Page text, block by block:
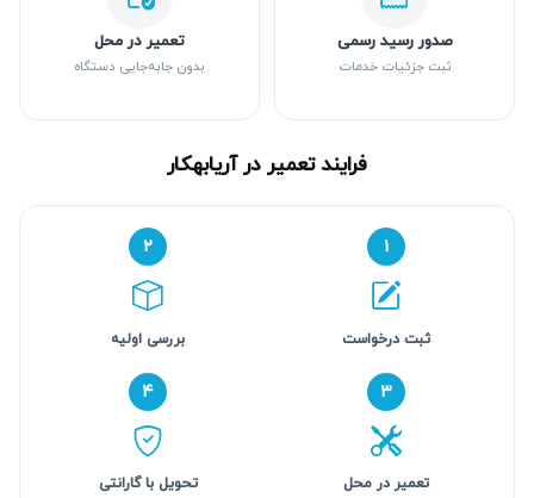
صدور رسید رسمی
ثبت جزئیات خدمات
تعمیر در محل
بدون جابه‌جایی دستگاه
فرایند تعمیر در آریابهکار
۱
ثبت درخواست
۲
بررسی اولیه
۳
تعمیر در محل
۴
تحویل با گارانتی